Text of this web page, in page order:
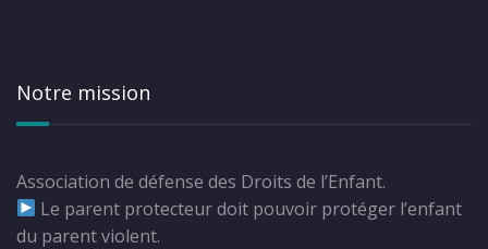
Notre mission
Association de défense des Droits de l’Enfant.
Le parent protecteur doit pouvoir protéger l’enfant
du parent violent.